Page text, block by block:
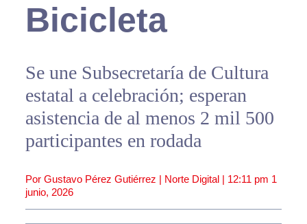
Bicicleta
Se une Subsecretaría de Cultura
estatal a celebración; esperan
asistencia de al menos 2 mil 500
participantes en rodada
Por Gustavo Pérez Gutiérrez | Norte Digital | 12:11 pm 1
junio, 2026